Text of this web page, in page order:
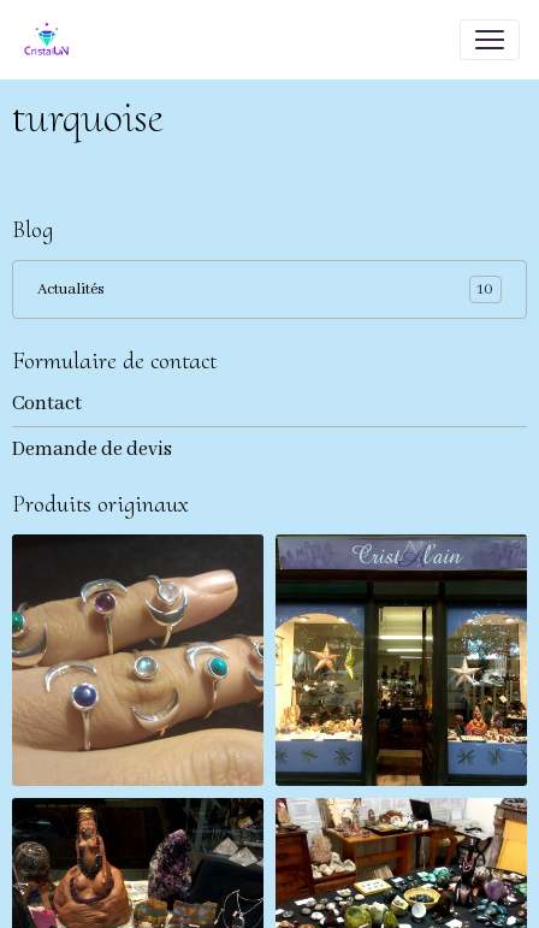
turquoise
Blog
Actualités 10
Formulaire de contact
Contact
Demande de devis
Produits originaux